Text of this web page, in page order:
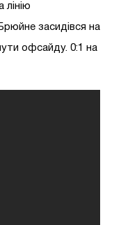
засидівся на
офсайду. 0:1 на